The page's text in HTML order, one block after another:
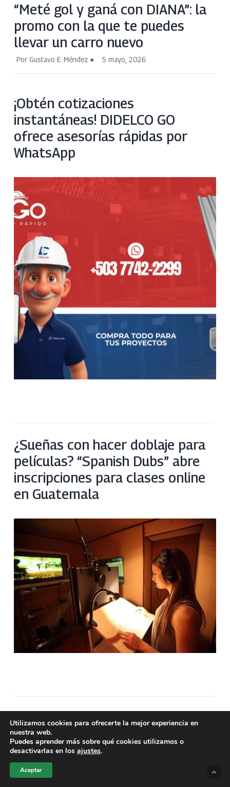
“Meté gol y ganá con DIANA”: la
promo con la que te puedes
llevar un carro nuevo
Por Gustavo E. Méndez 5 mayo, 2026
¡Obtén cotizaciones
instantáneas! DIDELCO GO
ofrece asesorías rápidas por
WhatsApp
¿Sueñas con hacer doblaje para
películas? “Spanish Dubs” abre
inscripciones para clases online
en Guatemala
Cementos Progreso reafirma su
presencia en El Salvador con una
nueva línea de cemento y
concreto
Utilizamos cookies para ofrecerte la mejor experiencia en
nuestra web.
Puedes aprender más sobre qué cookies utilizamos o
desactivarlas en los ajustes.
Aceptar